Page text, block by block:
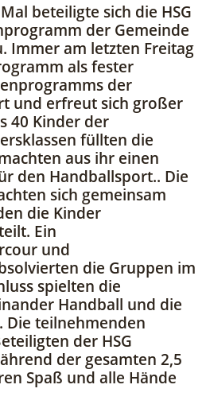
beteiligte sich die HSG
der Gemeinde
Immer am letzten Freitag
als fester
der
und erfreut sich großer
40 Kinder der
füllten die
aus ihr einen
den Handballsport.. Die
sich gemeinsam
die Kinder
Ein
und
die Gruppen im
spielten die
Handball und die
Die teilnehmenden
der HSG
der gesamten 2,5
Spaß und alle Hände